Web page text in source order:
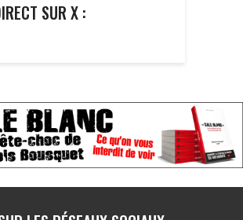
SUR X :